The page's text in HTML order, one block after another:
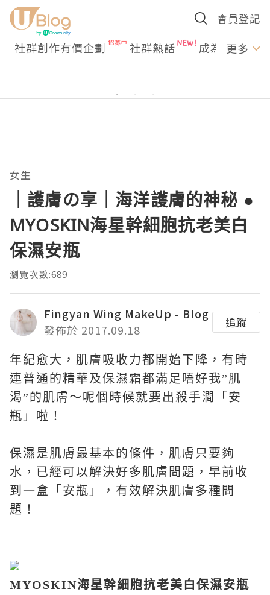
會員登記
社群創作有價企劃 社群熱話 成為U更多
女生
｜護膚の享｜海洋護膚的神秘 ●
MYOSKIN海星幹細胞抗老美白
保濕安瓶
瀏覽次數:689
Fingyan Wing MakeUp - Blog
發佈於 2017.09.18
追蹤
年紀愈大，肌膚吸收力都開始下降，有時
連普通的精華及保濕霜都滿足唔好我”肌
渴”的肌膚～呢個時候就要出殺手澗「安
瓶」啦！
保濕是肌膚最基本的條件，肌膚只要夠
水，已經可以解決好多肌膚問題，早前收
到一盒「安瓶」，有效解決肌膚多種問
題！
MYOSKIN海星幹細胞抗老美白保濕安瓶